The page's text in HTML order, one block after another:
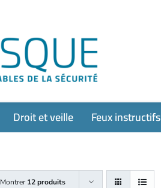
Droit et veille Feux instructifs
Montrer12 produits